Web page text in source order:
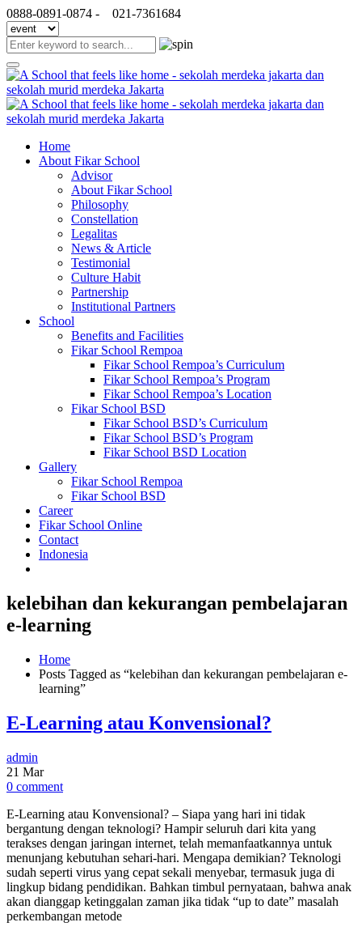
0888-0891-0874 - 021-7361684
Home
About Fikar School
Advisor
About Fikar School
Philosophy
Constellation
Legalitas
News & Article
Testimonial
Culture Habit
Partnership
Institutional Partners
School
Benefits and Facilities
Fikar School Rempoa
Fikar School Rempoa’s Curriculum
Fikar School Rempoa’s Program
Fikar School Rempoa’s Location
Fikar School BSD
Fikar School BSD’s Curriculum
Fikar School BSD’s Program
Fikar School BSD Location
Gallery
Fikar School Rempoa
Fikar School BSD
Career
Fikar School Online
Contact
Indonesia
kelebihan dan kekurangan pembelajaran
e-learning
Home
Posts Tagged as “kelebihan dan kekurangan pembelajaran e-
learning”
E-Learning atau Konvensional?
admin
21 Mar
0 comment
E-Learning atau Konvensional? – Siapa yang hari ini tidak
bergantung dengan teknologi? Hampir seluruh dari kita yang
terakses dengan jaringan internet, telah memanfaatkannya untuk
menunjang kebutuhan sehari-hari. Mengapa demikian? Teknologi
sudah seperti virus yang cepat sekali menyebar, termasuk juga di
lingkup bidang pendidikan. Bahkan timbul pernyataan, bahwa anak
akan dianggap ketinggalan zaman jika tidak “up to date” masalah
perkembangan metode